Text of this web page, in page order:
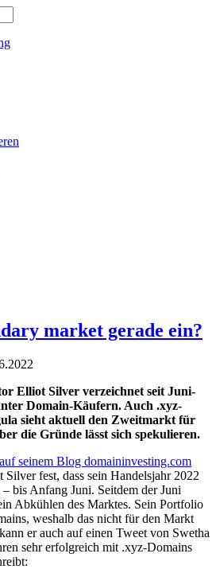
market gerade ein?
Elliot Silver verzeichnet seit Juni-
Domain-Käufern. Auch .xyz-
sieht aktuell den Zweitmarkt für
die Gründe lässt sich spekulieren.
seinem Blog domaininvesting.com
fest, dass sein Handelsjahr 2022
bis Anfang Juni. Seitdem der Juni
Abkühlen des Marktes. Sein Portfolio
weshalb das nicht für den Markt
er auch auf einen Tweet von Swetha
sehr erfolgreich mit .xyz-Domains